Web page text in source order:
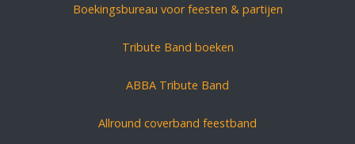
Boekingsbureau voor feesten & partijen
Tribute Band boeken
ABBA Tribute Band
Allround coverband feestband